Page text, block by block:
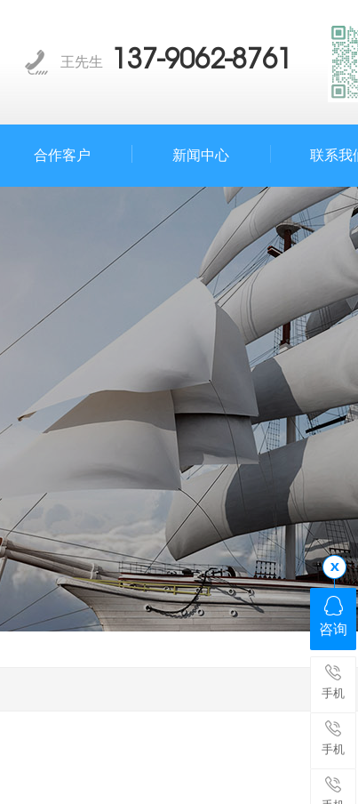
王先生 137-9062-8761
合作客户 新闻中心 联系我
咨询
手机
手机